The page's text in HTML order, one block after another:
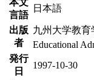
言語
日本語
出版
者
九州大学教
Educational
発行
日
1997-10-30